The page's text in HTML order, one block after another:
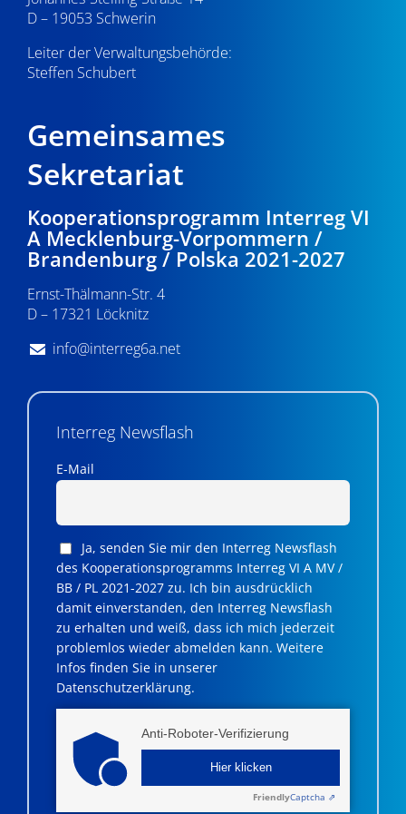
D – 19053 Schwerin
Leiter der Verwaltungsbehörde:
Steffen Schubert
Gemeinsames
Sekretariat
Kooperationsprogramm Interreg VI
A Mecklenburg-Vorpommern /
Brandenburg / Polska 2021-2027
Ernst-Thälmann-Str. 4
D – 17321 Löcknitz
info@interreg6a.net
Interreg Newsflash
E-Mail
Ja, senden Sie mir den Interreg Newsflash
des Kooperationsprogramms Interreg VI A MV /
BB / PL 2021-2027 zu. Ich bin ausdrücklich
damit einverstanden, den Interreg Newsflash
zu erhalten und weiß, dass ich mich jederzeit
problemlos wieder abmelden kann. Weitere
Infos finden Sie in unserer
Datenschutzerklärung.
Anti-Roboter-Verifizierung
Hier klicken
FriendlyCaptcha ⇗